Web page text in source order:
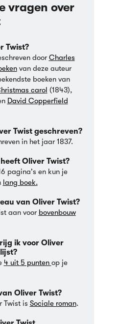
vragen over
Twist?
door Charles
van deze auteur
boeken van
carol (1843),
David Copperfield
Twist geschreven?
in het jaar 1837.
Oliver Twist?
pagina's en kun je
lang boek.
van Oliver Twist?
aan voor bovenbouw
ik voor Oliver
4 uit 5 punten op je
Oliver Twist?
Twist is Sociale roman.